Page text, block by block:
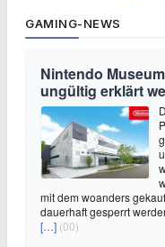
GAMING-NEWS
Nintendo
ungültig erklärt
mit dem woanders
dauerhaft gesperrt
[…] (00)